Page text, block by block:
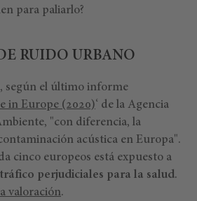
para paliarlo?
RUIDO URBANO
según el último informe
in Europe (2020)‘ de la Agencia
"con diferencia, la
acústica en Europa".
cinco europeos está expuesto a
perjudiciales para la salud.
valoración.